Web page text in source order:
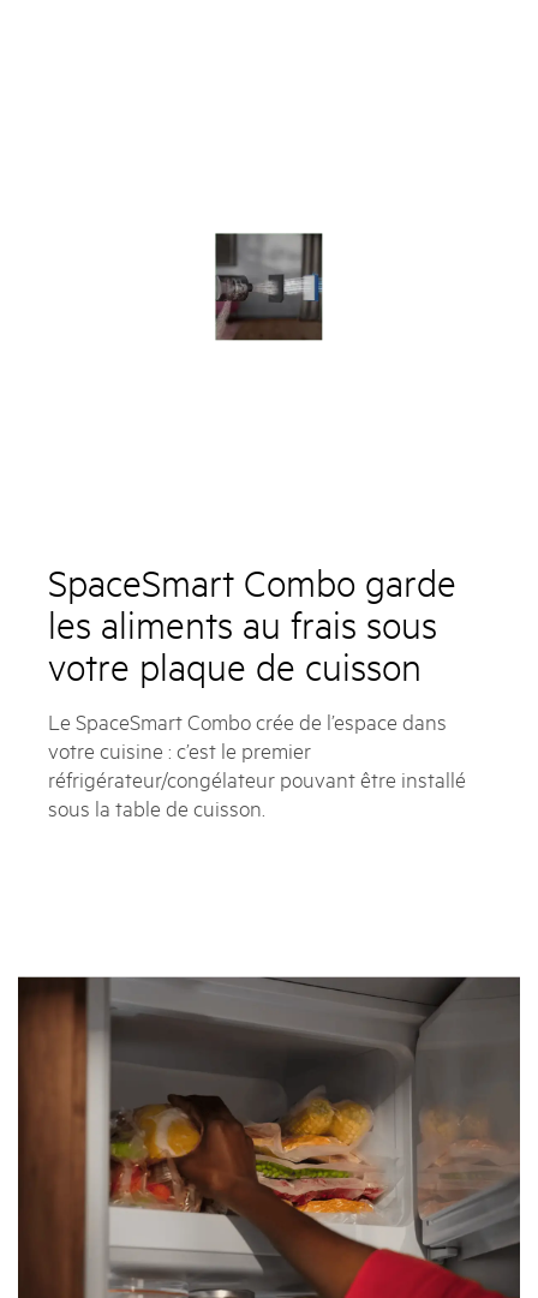
SpaceSmart Combo garde
les aliments au frais sous
votre plaque de cuisson
Le SpaceSmart Combo crée de l’espace dans
votre cuisine : c’est le premier
réfrigérateur/congélateur pouvant être installé
sous la table de cuisson.